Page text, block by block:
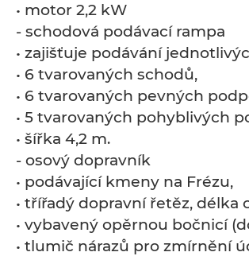
• motor 2,2 kW
- schodová podávací rampa
• zajišťuje podávání
• 6 tvarovaných schodů,
• 6 tvarovaných pevných
• 5 tvarovaných pohyblivých
• šířka 4,2 m.
- osový dopravník
• podávající kmeny na Frézu,
• třířadý dopravní řetěz, délka
• vybavený opěrnou bočnicí
• tlumič nárazů pro zmírnění